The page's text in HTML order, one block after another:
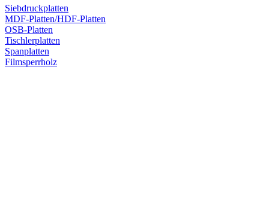
Siebdruckplatten
MDF-Platten/HDF-Platten
OSB-Platten
Tischlerplatten
Spanplatten
Filmsperrholz